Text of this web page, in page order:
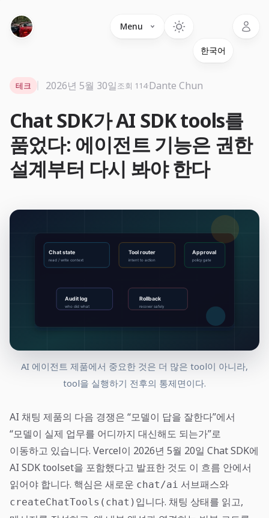
Menu
Chat SDK가 AI SDK tools를
품었다: 에이전트 기능은 권한
설계부터 다시 봐야 한다
테크 2026년 5월 30일조회 114·Dante Chun
AI 에이전트 제품에서 중요한 것은 더 많은 tool이 아니라,
tool을 실행하기 전후의 통제면이다.
AI 채팅 제품의 다음 경쟁은 “모델이 답을 잘한다”에서
“모델이 실제 업무를 어디까지 대신해도 되는가”로
이동하고 있습니다. Vercel이 2026년 5월 20일 Chat SDK에
AI SDK toolset을 포함했다고 발표한 것도 이 흐름 안에서
읽어야 합니다. 핵심은 새로운 chat/ai 서브패스와
createChatTools(chat) 입니다. 채팅 상태를 읽고,